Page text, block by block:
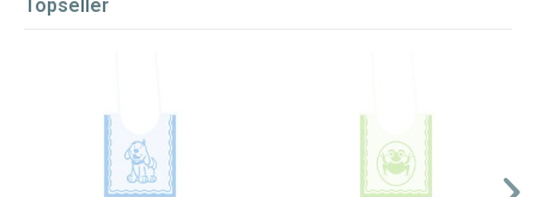
Topseller